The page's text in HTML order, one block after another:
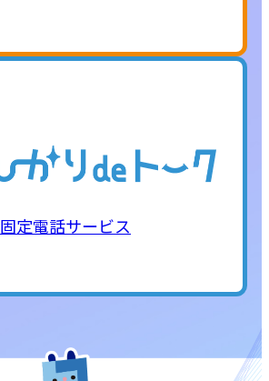
固定電話サービス